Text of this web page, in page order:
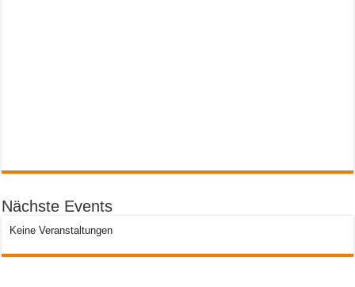
Nächste Events
Keine Veranstaltungen